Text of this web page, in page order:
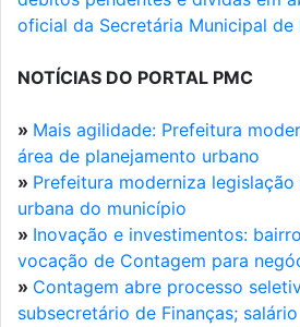
oficial da Secretária Municipal de
NOTÍCIAS DO PORTAL PMC
» Mais agilidade: Prefeitura
área de planejamento urbano
» Prefeitura moderniza
urbana do município
» Inovação e investimentos:
vocação de Contagem para
» Contagem abre processo
subsecretário de Finanças;